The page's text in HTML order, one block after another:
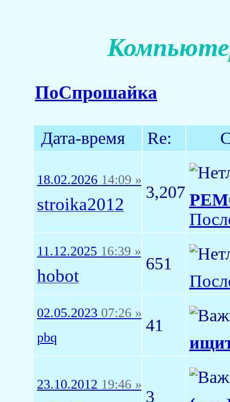
ПоСпрошайка
Дата-время Re:
18.02.2026 14:09 »
stroika2012
3,207
11.12.2025 16:39 »
hobot
651
02.05.2023 07:26 »
pbq
41
23.10.2012 19:46 »
3